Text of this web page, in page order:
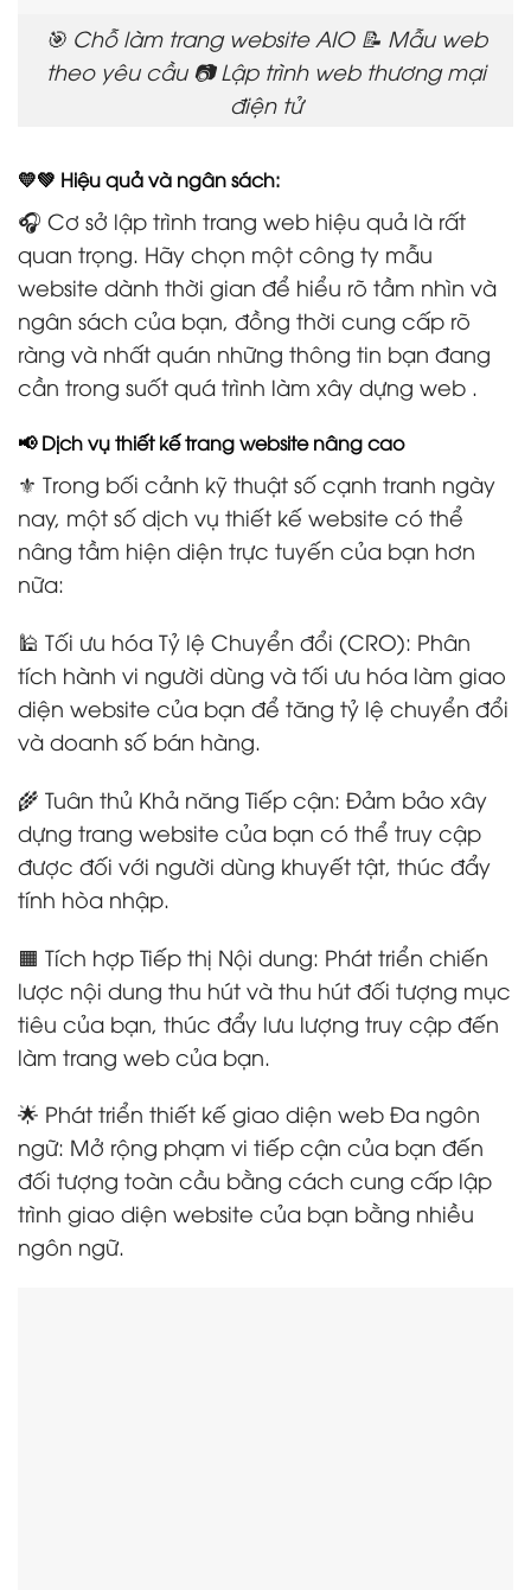
🎯 Chỗ làm trang website AIO 📝 Mẫu web
theo yêu cầu 📷 Lập trình web thương mại
điện tử
💛💚 Hiệu quả và ngân sách:
🎧 Cơ sở lập trình trang web hiệu quả là rất
quan trọng. Hãy chọn một công ty mẫu
website dành thời gian để hiểu rõ tầm nhìn và
ngân sách của bạn, đồng thời cung cấp rõ
ràng và nhất quán những thông tin bạn đang
cần trong suốt quá trình làm xây dựng web .
📢 Dịch vụ thiết kế trang website nâng cao
⚜️ Trong bối cảnh kỹ thuật số cạnh tranh ngày
nay, một số dịch vụ thiết kế website có thể
nâng tầm hiện diện trực tuyến của bạn hơn
nữa:
🕌 Tối ưu hóa Tỷ lệ Chuyển đổi (CRO): Phân
tích hành vi người dùng và tối ưu hóa làm giao
diện website của bạn để tăng tỷ lệ chuyển đổi
và doanh số bán hàng.
🌾 Tuân thủ Khả năng Tiếp cận: Đảm bảo xây
dựng trang website của bạn có thể truy cập
được đối với người dùng khuyết tật, thúc đẩy
tính hòa nhập.
🟧 Tích hợp Tiếp thị Nội dung: Phát triển chiến
lược nội dung thu hút và thu hút đối tượng mục
tiêu của bạn, thúc đẩy lưu lượng truy cập đến
làm trang web của bạn.
🌟 Phát triển thiết kế giao diện web Đa ngôn
ngữ: Mở rộng phạm vi tiếp cận của bạn đến
đối tượng toàn cầu bằng cách cung cấp lập
trình giao diện website của bạn bằng nhiều
ngôn ngữ.